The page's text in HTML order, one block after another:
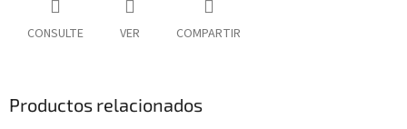
CONSULTE VER COMPARTIR
Productos relacionados